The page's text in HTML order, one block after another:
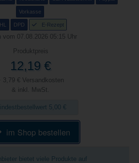
Vorkasse
DPD E-Rezept
vom 07.08.2026 05:15 Uhr
Produktpreis
12,19 €
3,79 € Versandkosten
& inkl. MwSt.
5,00 €
im Shop bestellen
bietet viele Produkte auf